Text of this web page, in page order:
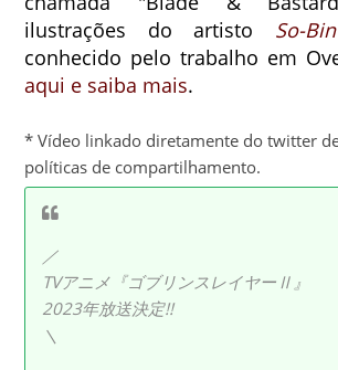
ilustrações do artisto So-Bin
conhecido pelo trabalho em
aqui e saiba mais.
* Vídeo linkado diretamente do twitter
políticas de compartilhamento.
／
TVアニメ『ゴブリンスレイヤーⅡ』
2023年放送決定!!
＼